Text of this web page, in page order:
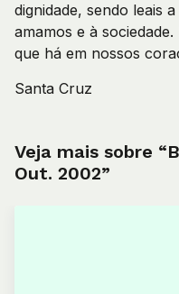
dignidade, sendo leais
amamos e à
que há em nossos
Santa Cruz
Veja mais sobre
Out. 2002”